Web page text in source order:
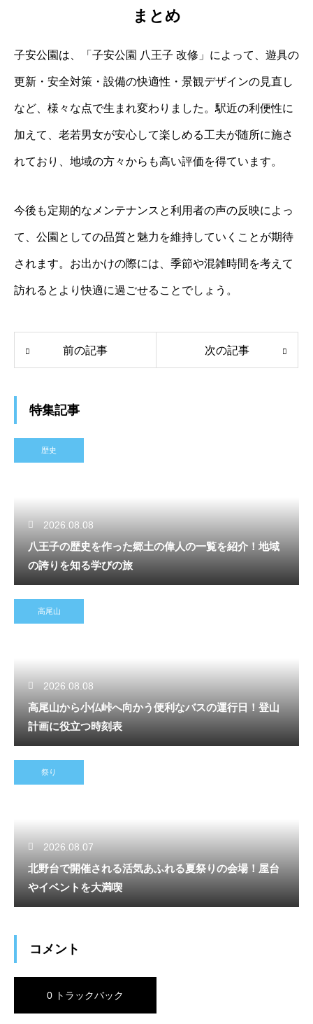
まとめ
子安公園は、「子安公園 八王子 改修」によって、遊具の
更新・安全対策・設備の快適性・景観デザインの見直し
など、様々な点で生まれ変わりました。駅近の利便性に
加えて、老若男女が安心して楽しめる工夫が随所に施さ
れており、地域の方々からも高い評価を得ています。
今後も定期的なメンテナンスと利用者の声の反映によっ
て、公園としての品質と魅力を維持していくことが期待
されます。お出かけの際には、季節や混雑時間を考えて
訪れるとより快適に過ごせることでしょう。
前の記事 次の記事
特集記事
歴史
2026.08.08
八王子の歴史を作った郷土の偉人の一覧を紹介！地域
の誇りを知る学びの旅
高尾山
2026.08.08
高尾山から小仏峠へ向かう便利なバスの運行日！登山
計画に役立つ時刻表
祭り
2026.08.07
北野台で開催される活気あふれる夏祭りの会場！屋台
やイベントを大満喫
コメント
0 トラックバック